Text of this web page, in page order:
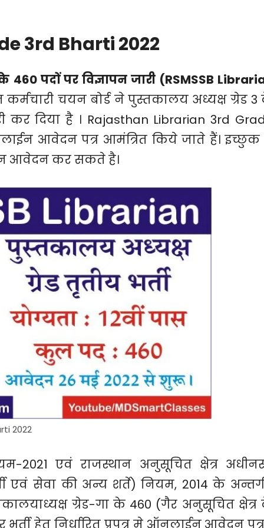
3rd Bharti 2022
460 पदों पर विज्ञापन जारी (RSMSSB
कर्मचारी चयन बोर्ड ने पुस्तकालय अध्यक्ष ग्रेड
दिया है । Rajasthan Librarian 3rd
आवेदन पत्र आमंत्रित किये जाते हैं।
आवेदन कर सकते है।
2022
2021 एवं राजस्थान अनुसूचित क्षेत्र
एवं सेवा की अन्य शर्ते) नियम, 2014 के
ग्रेड-गा के 460 (गैर अनुसूचित
हेतु निर्धारित प्रपत्र मे ऑनलाईन आवेदन